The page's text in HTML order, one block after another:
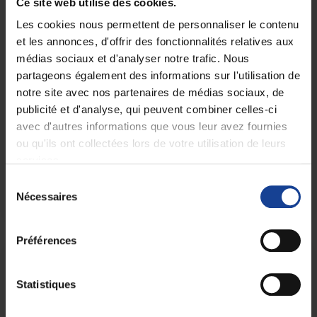
Les cookies nous permettent de personnaliser le contenu
et les annonces, d'offrir des fonctionnalités relatives aux
médias sociaux et d'analyser notre trafic. Nous
partageons également des informations sur l'utilisation de
notre site avec nos partenaires de médias sociaux, de
publicité et d'analyse, qui peuvent combiner celles-ci
avec d'autres informations que vous leur avez fournies
ou qu'ils ont collectées lors de votre utilisation de leurs
Nécessaires
Préférences
Statistiques
TDA/H (Trouble du déficit de l’attention avec
ou sans hyperactivité) est un sujet qui fait
couler beaucoup d’encre dans les médias.
Avec l’évolution des connaissances sur le
sujet, nous identifions de plus en plus
d’enfants, adolescents ou adultes qui en sont
atteints. Ce trouble a un nom bien peu
adapté, car il ne concerne en réalité pas que
Visualiser